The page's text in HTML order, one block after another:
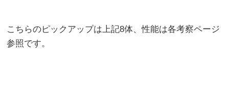
こちらのピックアップは上記8体、性能は各考察ページ
参照です。